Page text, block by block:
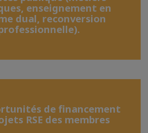
enseignement en
dual, reconversion
de financement
RSE des membres